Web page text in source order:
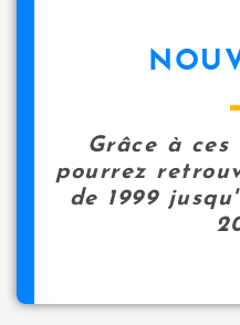
Grâce à ces
pourrez
de 1999